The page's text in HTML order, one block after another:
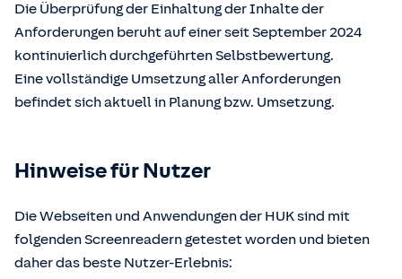
Die Überprüfung der Einhaltung der Inhalte der
Anforderungen beruht auf einer seit September 2024
kontinuierlich durchgeführten Selbstbewertung.
Eine vollständige Umsetzung aller Anforderungen
befindet sich aktuell in Planung bzw. Umsetzung.
Hinweise für Nutzer
Die Webseiten und Anwendungen der HUK sind mit
folgenden Screenreadern getestet worden und bieten
daher das beste Nutzer-Erlebnis: